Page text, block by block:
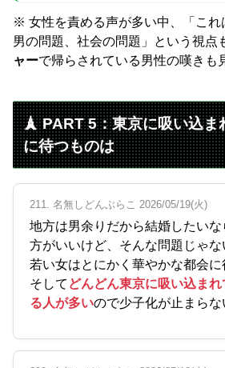
※ 女性を責める声が多い中、「これ
男の問題、社会の問題」という視点
ャーで帰らされている男性の嘆きも
🗼 PART 5：東京に吸い込
に待つものは
211. 名無しどんぶらこ 2026/05/19(火)
地方は男余りだから結婚したい
方がいいけど、そんな問題じゃな
若い女はとにかく華やかな都会に
そして どんどん東京に吸い込ま
る人が多いので少子化が止まらな